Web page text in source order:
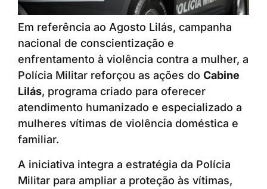
Em referência ao Agosto Lilás, campanha
nacional de conscientização e
enfrentamento à violência contra a mulher, a
Polícia Militar reforçou as ações do Cabine
Lilás, programa criado para oferecer
atendimento humanizado e especializado a
mulheres vítimas de violência doméstica e
familiar.
A iniciativa integra a estratégia da Polícia
Militar para ampliar a proteção às vítimas,